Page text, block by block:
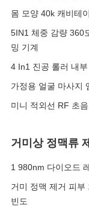
몸 모양 40k 캐비테
5IN1 체중 감량 360
밍 기계
4 In1 진공 롤러 내
가정용 얼굴 마사지
미니 적외선 RF 초
거미상 정맥류
1 980nm 다이오드
거미 정맥 제거 피
빈도